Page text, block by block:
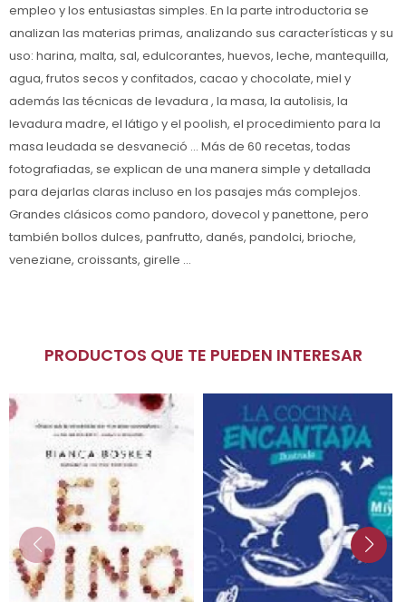
empleo y los entusiastas simples. En la parte introductoria se
analizan las materias primas, analizando sus características y su
uso: harina, malta, sal, edulcorantes, huevos, leche, mantequilla,
agua, frutos secos y confitados, cacao y chocolate, miel y
además las técnicas de levadura , la masa, la autolisis, la
levadura madre, el látigo y el poolish, el procedimiento para la
masa leudada se desvaneció ... Más de 60 recetas, todas
fotografiadas, se explican de una manera simple y detallada
para dejarlas claras incluso en los pasajes más complejos.
Grandes clásicos como pandoro, dovecol y panettone, pero
también bollos dulces, panfrutto, danés, pandolci, brioche,
veneziane, croissants, girelle ...
PRODUCTOS QUE TE PUEDEN INTERESAR